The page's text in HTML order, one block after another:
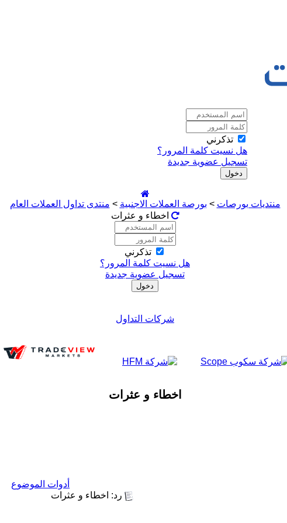
تذكرني
هل نسيت كلمة المرور؟
تسجيل عضوية جديدة
منتديات بورصات > بورصة العملات الاجنبية > منتدى تداول العملات العام
اخطاء و عثرات
تذكرني
هل نسيت كلمة المرور؟
تسجيل عضوية جديدة
شركات التداول
اخطاء و عثرات
أدوات الموضوع
رد: اخطاء و عثرات